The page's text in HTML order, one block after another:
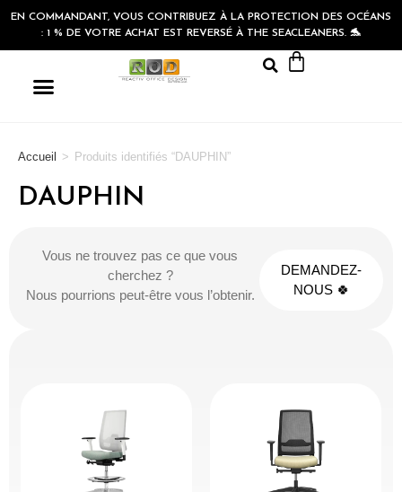
EN COMMANDANT, VOUS CONTRIBUEZ À LA PROTECTION DES OCÉANS
: 1 % DE VOTRE ACHAT EST REVERSÉ À THE SEACLEANERS. 🐬
Accueil > Produits identifiés “DAUPHIN”
DAUPHIN
Vous ne trouvez pas ce que vous
cherchez ?
Nous pourrions peut-être vous l’obtenir.
DEMANDEZ-
NOUS 🍀